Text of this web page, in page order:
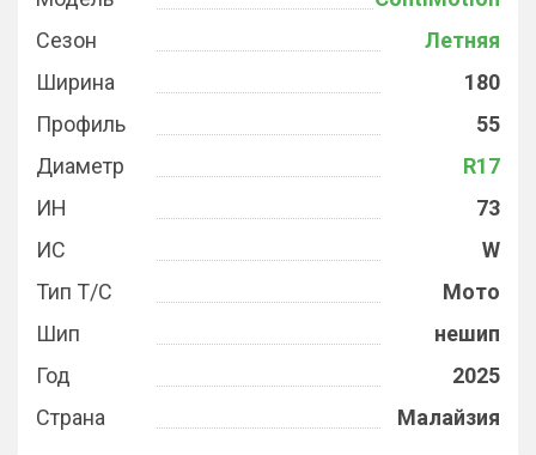
Сезон
Летняя
Ширина
180
Профиль
55
Диаметр
R17
ИН
73
ИС
W
Тип Т/С
Мото
Шип
нешип
Год
2025
Страна
Малайзия